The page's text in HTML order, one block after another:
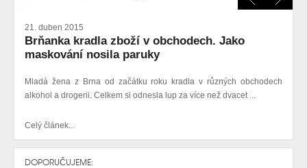
21. duben 2015
Brňanka kradla zboží v obchodech. Jako
maskování nosila paruky
Mladá žena z Brna od začátku roku kradla v různých obchodech
alkohol a drogerii. Celkem si odnesla lup za více než dvacet ...
Celý článek...
DOPORUČUJEME: